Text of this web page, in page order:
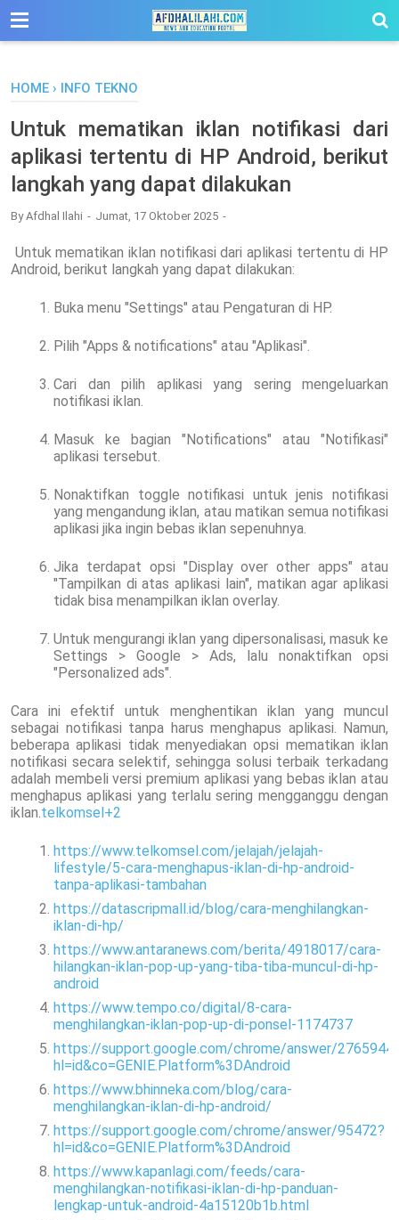
-->
HOME › INFO TEKNO
Untuk mematikan iklan notifikasi dari
aplikasi tertentu di HP Android, berikut
langkah yang dapat dilakukan
ByAfdhal Ilahi Jumat, 17 Oktober 2025
Untuk mematikan iklan notifikasi dari aplikasi tertentu di HP
Android, berikut langkah yang dapat dilakukan:
Buka menu "Settings" atau Pengaturan di HP.
Pilih "Apps & notifications" atau "Aplikasi".
Cari dan pilih aplikasi yang sering mengeluarkan
notifikasi iklan.
Masuk ke bagian "Notifications" atau "Notifikasi"
aplikasi tersebut.
Nonaktifkan toggle notifikasi untuk jenis notifikasi
yang mengandung iklan, atau matikan semua notifikasi
aplikasi jika ingin bebas iklan sepenuhnya.
Jika terdapat opsi "Display over other apps" atau
"Tampilkan di atas aplikasi lain", matikan agar aplikasi
tidak bisa menampilkan iklan overlay.
Untuk mengurangi iklan yang dipersonalisasi, masuk ke
Settings > Google > Ads, lalu nonaktifkan opsi
"Personalized ads".
Cara ini efektif untuk menghentikan iklan yang muncul
sebagai notifikasi tanpa harus menghapus aplikasi. Namun,
beberapa aplikasi tidak menyediakan opsi mematikan iklan
notifikasi secara selektif, sehingga solusi terbaik terkadang
adalah membeli versi premium aplikasi yang bebas iklan atau
menghapus aplikasi yang terlalu sering mengganggu dengan
iklan.telkomsel+2
https://www.telkomsel.com/jelajah/jelajah-
lifestyle/5-cara-menghapus-iklan-di-hp-android-
tanpa-aplikasi-tambahan
https://datascripmall.id/blog/cara-menghilangkan-
iklan-di-hp/
https://www.antaranews.com/berita/4918017/cara-
hilangkan-iklan-pop-up-yang-tiba-tiba-muncul-di-hp-
android
https://www.tempo.co/digital/8-cara-
menghilangkan-iklan-pop-up-di-ponsel-1174737
https://support.google.com/chrome/answer/
hl=id&co=GENIE.Platform%3DAndroid
https://www.bhinneka.com/blog/cara-
menghilangkan-iklan-di-hp-android/
https://support.google.com/chrome/answer/95472?
hl=id&co=GENIE.Platform%3DAndroid
https://www.kapanlagi.com/feeds/cara-
menghilangkan-notifikasi-iklan-di-hp-panduan-
lengkap-untuk-android-4a15120b1b.html